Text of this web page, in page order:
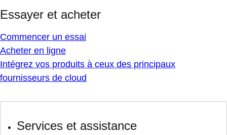
Essayer et acheter
Commencer un essai
Acheter en ligne
Intégrez vos produits à ceux des principaux
fournisseurs de cloud
Services et assistance